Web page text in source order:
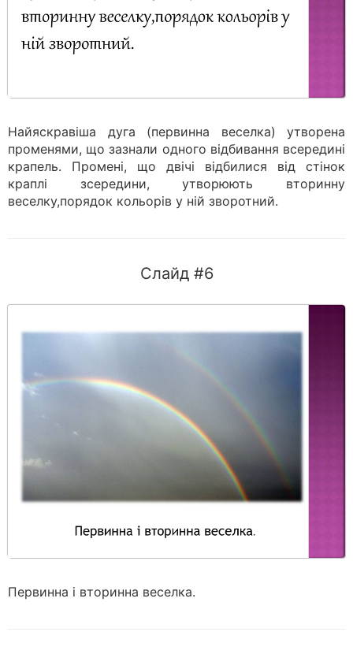
Найяскравіша дуга (первинна веселка) утворена
променями, що зазнали одного відбивання всередині
крапель. Промені, що двічі відбилися від стінок
краплі зсередини, утворюють вторинну
веселку,порядок кольорів у ній зворотний.
Слайд #6
Первинна і вторинна веселка.